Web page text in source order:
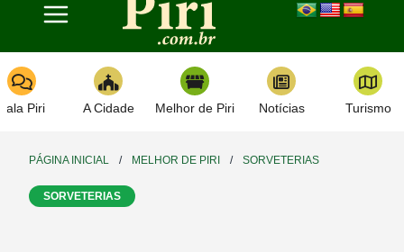
Toggle navigation
Piri A Cidade Melhor de Piri Notícias Turismo
PÁGINA INICIAL / MELHOR DE PIRI / SORVETERIAS
SORVETERIAS